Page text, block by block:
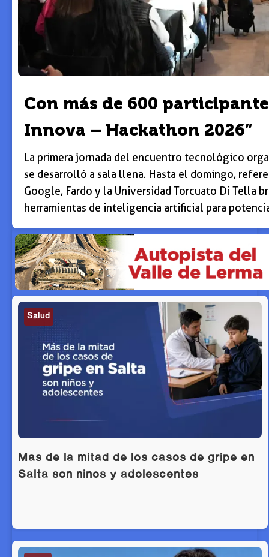
Con más de 600
Innova – Hackathon 2026”
La primera jornada del encuentro tecnológico
se desarrolló a sala llena. Hasta el domingo,
Google, Fardo y la Universidad Torcuato Di Tella
herramientas de inteligencia artificial para
Salud
Más de la mitad de los casos de gripe en
Salta son niños y adolescentes